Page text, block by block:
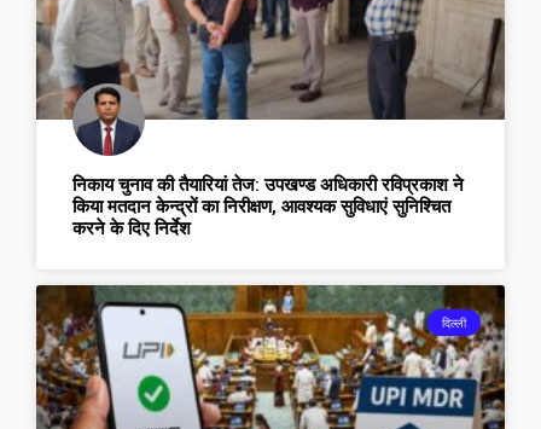
निकाय चुनाव की तैयारियां तेज: उपखण्ड अधिकारी रविप्रकाश ने
किया मतदान केन्द्रों का निरीक्षण, आवश्यक सुविधाएं सुनिश्चित
करने के दिए निर्देश
दिल्ली